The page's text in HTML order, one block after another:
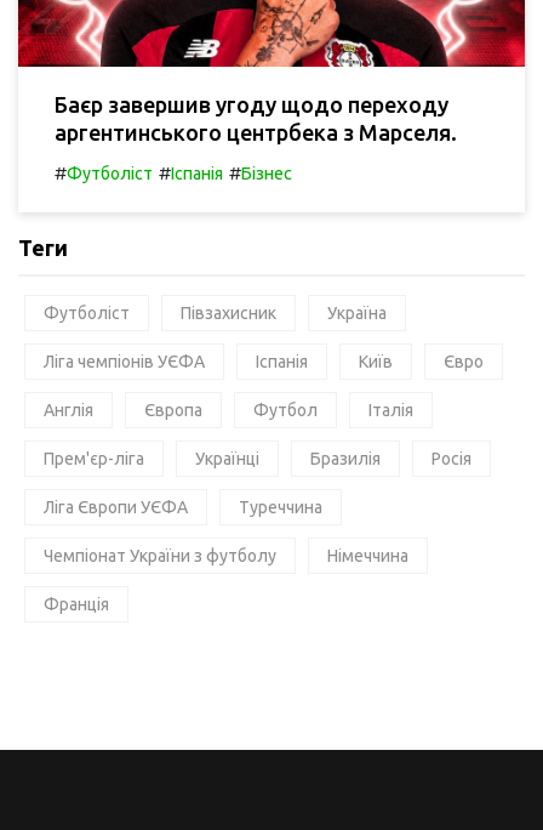
Баєр завершив угоду щодо переходу
аргентинського центрбека з Марселя.
#Футболіст #Іспанія #Бізнес
Теги
Футболіст Півзахисник Україна
Ліга чемпіонів УЄФА Іспанія Київ Євро
Англія Європа Футбол Італія
Прем'єр-ліга Українці Бразилія Росія
Ліга Європи УЄФА Туреччина
Чемпіонат України з футболу Німеччина
Франція